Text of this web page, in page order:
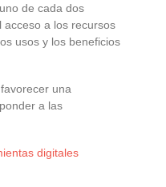
de cada dos
acceso a los recursos
usos y los beneficios
una
a las
digitales